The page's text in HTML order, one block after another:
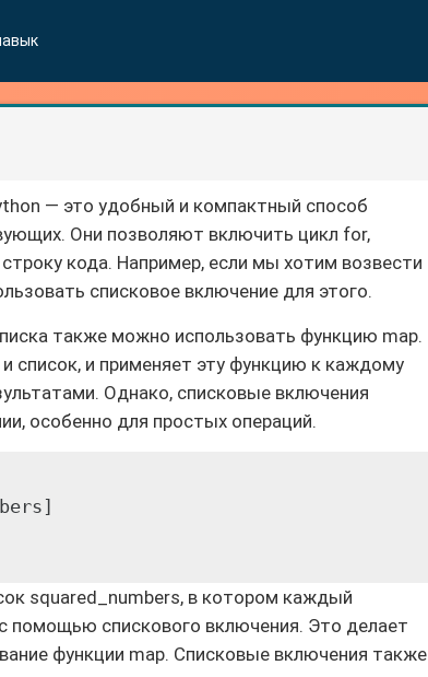
— это удобный и компактный способ
Они позволяют включить цикл for,
кода. Например, если мы хотим возвести
списковое включение для этого.
также можно использовать функцию map.
список, и применяет эту функцию к каждому
Однако, списковые включения
особенно для простых операций.
squared_numbers, в котором каждый
помощью спискового включения. Это делает
функции map. Списковые включения также